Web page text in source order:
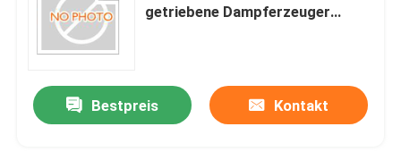
Elektrische Heater Kessel
Elektrischer Dampfkessel
getriebene Dampferzeuger
Bestpreis
Kontakt